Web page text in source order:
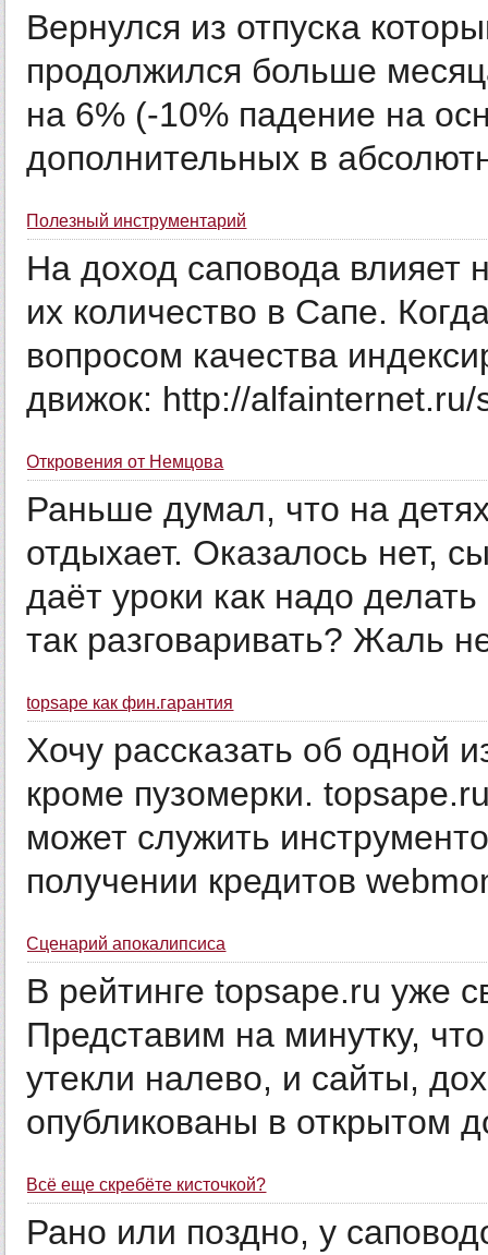
Вернулся из отпуска
продолжился больше
на 6% (-10% падение на
дополнительных в
Полезный инструментарий
На доход саповода влияет
их количество в Сапе.
вопросом качества
движок: http://alfainternet.ru/
Откровения от Немцова
Раньше думал, что на
отдыхает. Оказалось нет,
даёт уроки как надо
так разговаривать? Жаль
topsape как фин.гарантия
Хочу рассказать об одной
кроме пузомерки.
может служить
получении кредитов
Сценарий апокалипсиса
В рейтинге topsape.ru уже
Представим на минутку,
утекли налево, и сайты,
опубликованы в открытом
Всё еще скребёте кисточкой?
Рано или поздно, у